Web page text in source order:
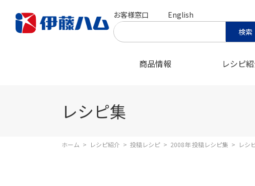
お客様窓口
English
商品情報 レシピ
レシピ集
ホーム > レシピ紹介 > 投稿レシピ > 2008年 投稿レシピ集 > レシ